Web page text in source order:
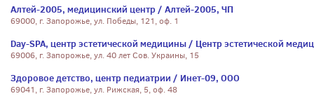
Алтей-2005, медицинский центр / Алтей-2005, ЧП
69000, г. Запорожье, ул. Победы, 121, оф. 1
Day-SPA, центр эстетической медицины / Центр эстетической
69006, г. Запорожье, ул. 40 лет Сов. Украины, 15
Здоровое детство, центр педиатрии / Инет-09, ООО
69041, г. Запорожье, ул. Рижская, 5, оф. 48